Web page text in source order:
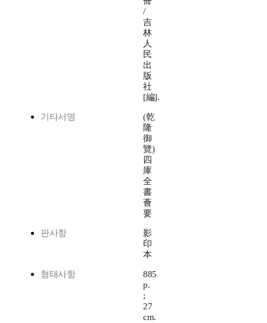
/
吉
林
人
民
出
版
社
[編].
기타서명
(乾
隆
御
覽)
四
庫
全
書
薈
要
판사항
影
印
本
형태사항
885
p.
;
27
cm.